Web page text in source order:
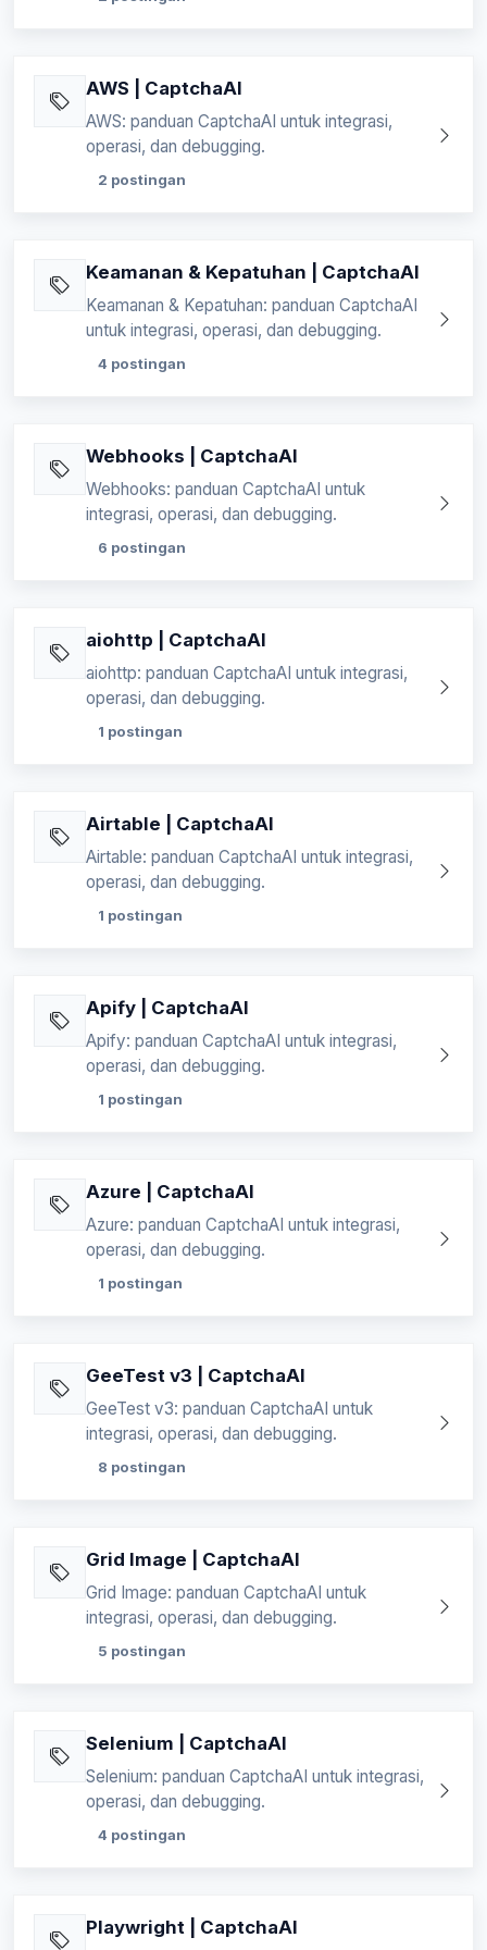
AWS | CaptchaAI
AWS: panduan CaptchaAI untuk integrasi,
operasi, dan debugging.
2 postingan
Keamanan & Kepatuhan | CaptchaAI
Keamanan & Kepatuhan: panduan CaptchaAI
untuk integrasi, operasi, dan debugging.
4 postingan
Webhooks | CaptchaAI
Webhooks: panduan CaptchaAI untuk
integrasi, operasi, dan debugging.
6 postingan
aiohttp | CaptchaAI
aiohttp: panduan CaptchaAI untuk integrasi,
operasi, dan debugging.
1 postingan
Airtable | CaptchaAI
Airtable: panduan CaptchaAI untuk integrasi,
operasi, dan debugging.
1 postingan
Apify | CaptchaAI
Apify: panduan CaptchaAI untuk integrasi,
operasi, dan debugging.
1 postingan
Azure | CaptchaAI
Azure: panduan CaptchaAI untuk integrasi,
operasi, dan debugging.
1 postingan
GeeTest v3 | CaptchaAI
GeeTest v3: panduan CaptchaAI untuk
integrasi, operasi, dan debugging.
8 postingan
Grid Image | CaptchaAI
Grid Image: panduan CaptchaAI untuk
integrasi, operasi, dan debugging.
5 postingan
Selenium | CaptchaAI
Selenium: panduan CaptchaAI untuk integrasi,
operasi, dan debugging.
4 postingan
Playwright | CaptchaAI